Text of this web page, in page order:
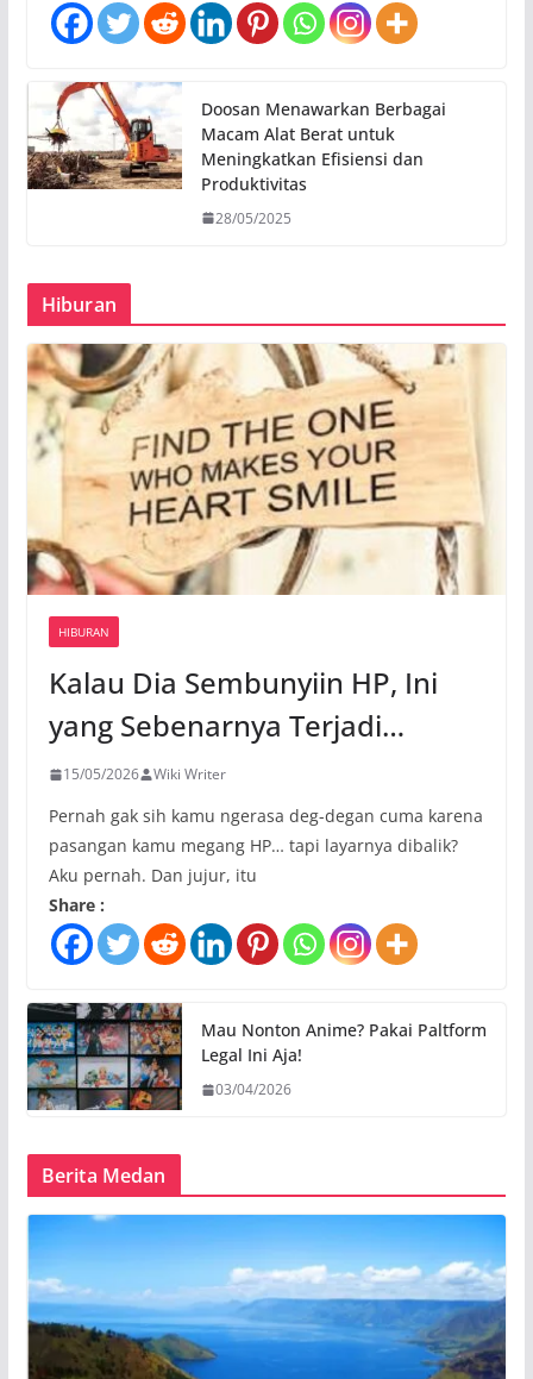
Doosan Menawarkan Berbagai
Macam Alat Berat untuk
Meningkatkan Efisiensi dan
Produktivitas
28/05/2025
Hiburan
HIBURAN
Kalau Dia Sembunyiin HP, Ini
yang Sebenarnya Terjadi…
15/05/2026 Wiki Writer
Pernah gak sih kamu ngerasa deg-degan cuma karena
pasangan kamu megang HP… tapi layarnya dibalik?
Aku pernah. Dan jujur, itu
Share :
Mau Nonton Anime? Pakai Paltform
Legal Ini Aja!
03/04/2026
Berita Medan